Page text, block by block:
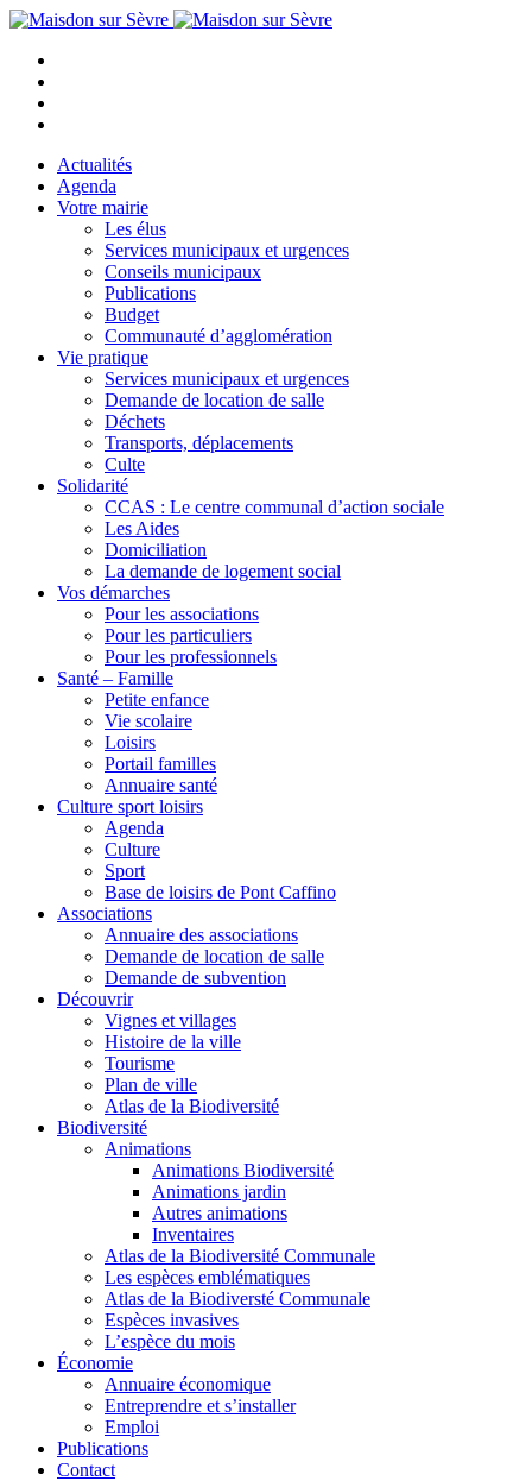
Actualités
Agenda
Votre mairie
Les élus
Services municipaux et urgences
Conseils municipaux
Publications
Budget
Communauté d’agglomération
Vie pratique
Services municipaux et urgences
Demande de location de salle
Déchets
Transports, déplacements
Culte
Solidarité
CCAS : Le centre communal d’action sociale
Les Aides
Domiciliation
La demande de logement social
Vos démarches
Pour les associations
Pour les particuliers
Pour les professionnels
Santé – Famille
Petite enfance
Vie scolaire
Loisirs
Portail familles
Annuaire santé
Culture sport loisirs
Agenda
Culture
Sport
Base de loisirs de Pont Caffino
Associations
Annuaire des associations
Demande de location de salle
Demande de subvention
Découvrir
Vignes et villages
Histoire de la ville
Tourisme
Plan de ville
Atlas de la Biodiversité
Biodiversité
Animations
Animations Biodiversité
Animations jardin
Autres animations
Inventaires
Atlas de la Biodiversité Communale
Les espèces emblématiques
Atlas de la Biodiversté Communale
Espèces invasives
L’espèce du mois
Économie
Annuaire économique
Entreprendre et s’installer
Emploi
Publications
Contact